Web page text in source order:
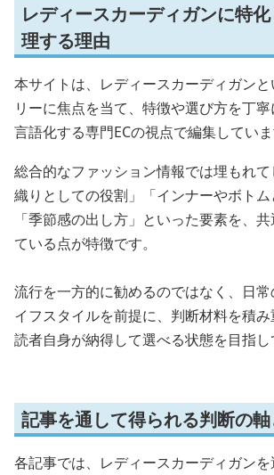
レディースカーディガンに特
理する理由
本サイトは、レディースカーディガン
リーに焦点を当て、特徴や選び方を丁寧
言語化する専門ECの視点で編集していま
総合的なファッション情報では埋もれ
織りとしての役割」「インナーやボトム
「季節感の出し方」といった要素を、
ている点が特徴です。
流行を一方的に勧めるのではなく、日
イフスタイルを前提に、判断材料を積み
読者自身が納得して選べる状態を目指し
記事を通して得られる判断の
各記事では、レディースカーディガン